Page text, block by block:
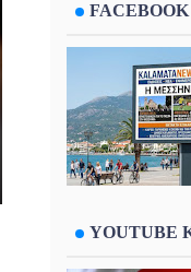
YOUTUBE